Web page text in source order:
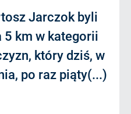
Jarczok byli
5 km w kategorii
który dziś, w
po raz piąty(...)